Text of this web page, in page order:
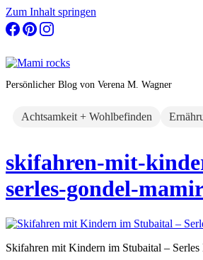
Zum Inhalt springen
Persönlicher Blog von Verena M. Wagner
Achtsamkeit + Wohlbefinden
skifahren-mit-
serles-gondel-
Skifahren mit Kindern im Stubaital – Serles